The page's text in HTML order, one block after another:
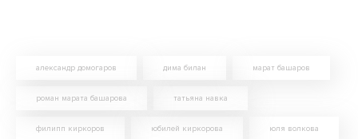
александр домогаров дима билан марат башаров
роман марата башарова татьяна навка
филипп киркоров юбилей киркорова юля волкова